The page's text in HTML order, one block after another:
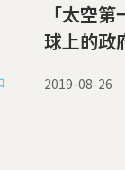
「太空第
球上的政
2019-08-26